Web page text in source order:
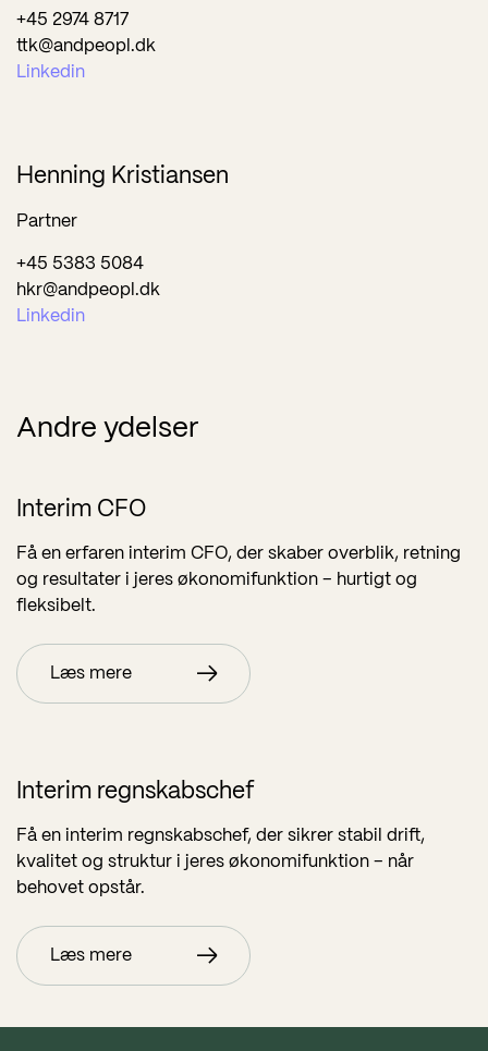
+45 2974 8717
ttk@andpeopl.dk
Linkedin
Henning Kristiansen
Partner
+45 5383 5084
hkr@andpeopl.dk
Linkedin
Andre ydelser
Interim CFO
Få en erfaren interim CFO, der skaber overblik, retning
og resultater i jeres økonomifunktion – hurtigt og
fleksibelt.
Læs mere
Interim regnskabschef
Få en interim regnskabschef, der sikrer stabil drift,
kvalitet og struktur i jeres økonomifunktion – når
behovet opstår.
Læs mere